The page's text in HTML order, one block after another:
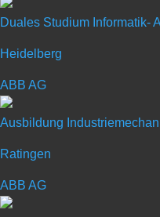
Duales Studium Informatik-
Heidelberg
ABB AG
Ausbildung
Ratingen
ABB AG
Du wirst
Deine